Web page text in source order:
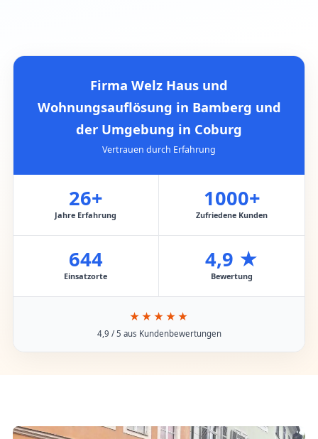
Firma Welz Haus und
Wohnungsauflösung in Bamberg und
der Umgebung in Coburg
Vertrauen durch Erfahrung
26+
Jahre Erfahrung
1000+
Zufriedene Kunden
644
Einsatzorte
4,9 ★
Bewertung
★★★★★
4,9 / 5 aus Kundenbewertungen